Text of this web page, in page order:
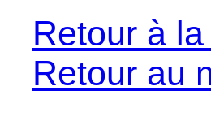
Retour à
Retour au